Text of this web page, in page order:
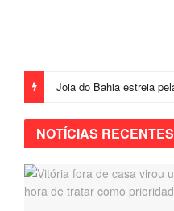
NOTÍCIAS RECENTES